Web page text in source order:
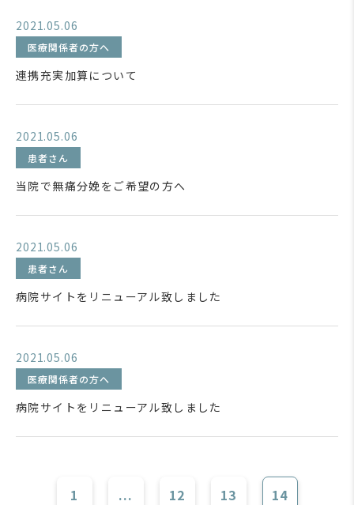
2021.05.06
医療関係者の方へ
連携充実加算について
2021.05.06
患者さん
当院で無痛分娩をご希望の方へ
2021.05.06
患者さん
病院サイトをリニューアル致しました
2021.05.06
医療関係者の方へ
病院サイトをリニューアル致しました
1 ... 12 13 14